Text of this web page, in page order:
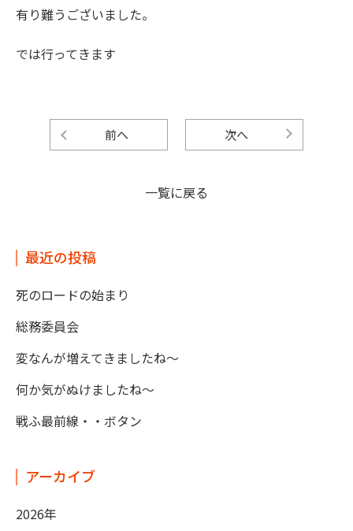
有り難うございました。
では行ってきます
前へ 次へ
一覧に戻る
最近の投稿
死のロードの始まり
総務委員会
変なんが増えてきましたね～
何か気がぬけましたね～
戦ふ最前線・・ボタン
アーカイブ
2026年